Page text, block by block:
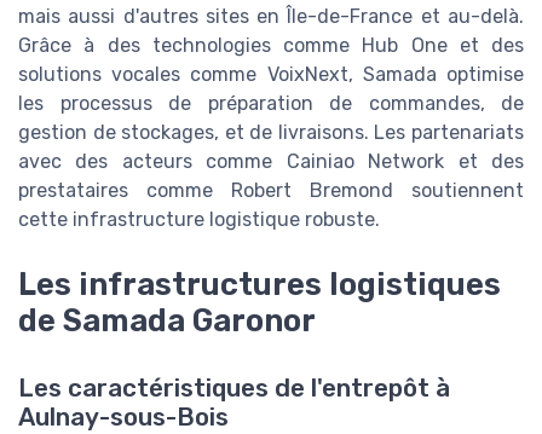
mais aussi d'autres sites en Île-de-France et au-delà.
Grâce à des technologies comme Hub One et des
solutions vocales comme VoixNext, Samada optimise
les processus de préparation de commandes, de
gestion de stockages, et de livraisons. Les partenariats
avec des acteurs comme Cainiao Network et des
prestataires comme Robert Bremond soutiennent
cette infrastructure logistique robuste.
Les infrastructures logistiques
de Samada Garonor
Les caractéristiques de l'entrepôt à
Aulnay-sous-Bois